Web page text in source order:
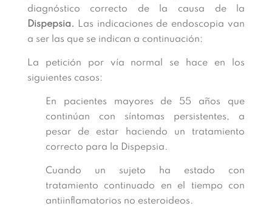
diagnóstico correcto de la causa de la
Dispepsia. Las indicaciones de endoscopia van
a ser las que se indican a continuación:
La petición por vía normal se hace en los
siguientes casos:
En pacientes mayores de 55 años que
continúan con síntomas persistentes, a
pesar de estar haciendo un tratamiento
correcto para la Dispepsia.
Cuando un sujeto ha estado con
tratamiento continuado en el tiempo con
antiinflamatorios no esteroideos.